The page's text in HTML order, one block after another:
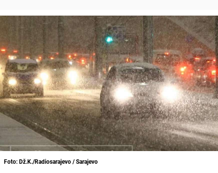
Foto: Dž.K./Radiosarajevo / Sarajevo